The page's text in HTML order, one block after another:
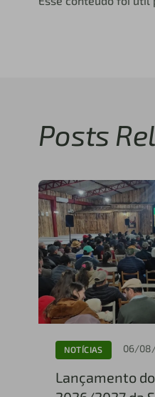
Posts
NOTÍCIAS 06/
Lançamento